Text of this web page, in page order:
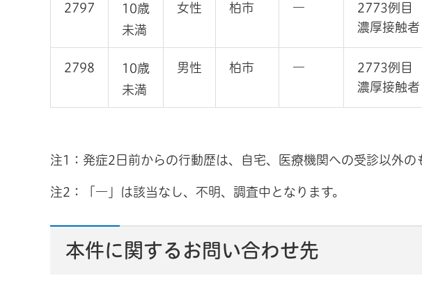
2797
10歳
未満
女性 柏市 ―
2773例目
濃厚接触者
2798
10歳
未満
男性 柏市 ―
2773例目
濃厚接触者
注1：発症2日前からの行動歴は、自宅、医療機関への受診以外の
注2：「―」は該当なし、不明、調査中となります。
本件に関するお問い合わせ先